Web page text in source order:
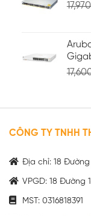
CÔNG TY TNHH
Địa chỉ: 18 Đường
VPGD: 18 Đường
MST: 0316818391